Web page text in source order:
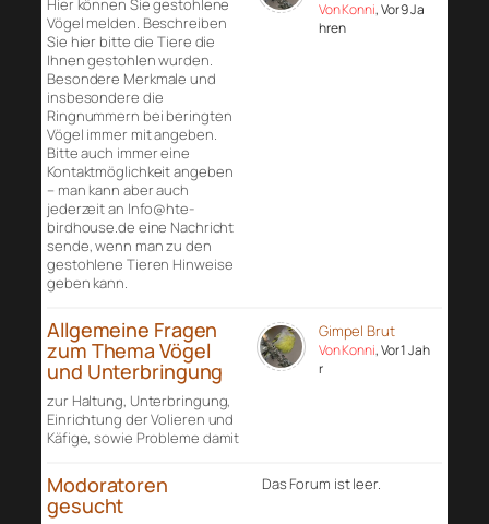
Hier können Sie gestohlene
Vögel melden. Beschreiben
Sie hier bitte die Tiere die
Ihnen gestohlen wurden.
Besondere Merkmale und
insbesondere die
Ringnummern bei beringten
Vögel immer mit angeben.
Bitte auch immer eine
Kontaktmöglichkeit angeben
– man kann aber auch
jederzeit an Info@hte-
birdhouse.de eine Nachricht
sende, wenn man zu den
gestohlene Tieren Hinweise
geben kann.
Von Konni, Vor 9 Ja
hren
Allgemeine Fragen
zum Thema Vögel
und Unterbringung
zur Haltung, Unterbringung,
Einrichtung der Volieren und
Käfige, sowie Probleme damit
Gimpel Brut
Von Konni, Vor 1 Jah
r
Modoratoren
gesucht
Das Forum ist leer.